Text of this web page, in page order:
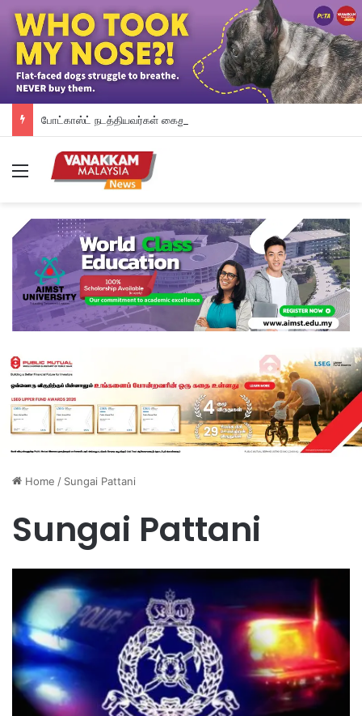
Menu
Home / Sungai Pattani
Sungai Pattani